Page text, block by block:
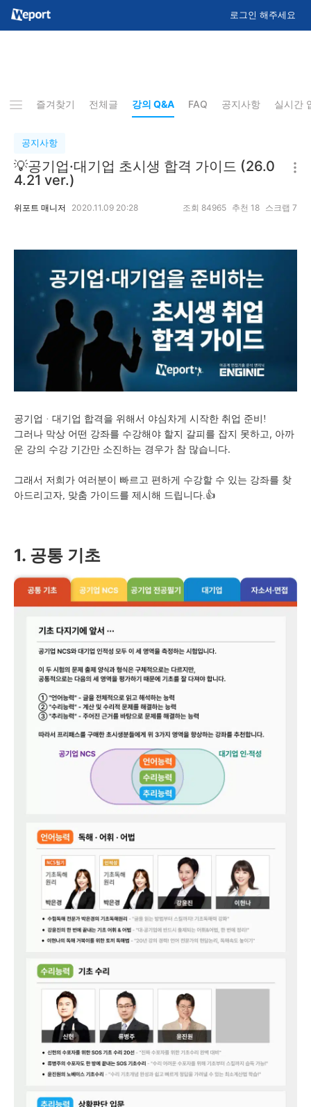
로그인 해주세요
즐겨찾기 전체글 강의 Q&A FAQ 공지사항 실시간
공지사항
💡공기업·대기업 초시생 합격 가이드 (26.0
4.21 ver.)
위포트 매니저 2020.11.09 20:28 조회 84965 추천 18 스크랩 7
공기업 · 대기업 합격을 위해서 야심차게 시작한 취업 준비!
그러나 막상 어떤 강좌를 수강해야 할지 갈피를 잡지 못하고, 아까
운 강의 수강 기간만 소진하는 경우가 참 많습니다.
그래서 저희가 여러분이 빠르고 편하게 수강할 수 있는 강좌를 찾
아드리고자, 맞춤 가이드를 제시해 드립니다.👍
1. 공통 기초